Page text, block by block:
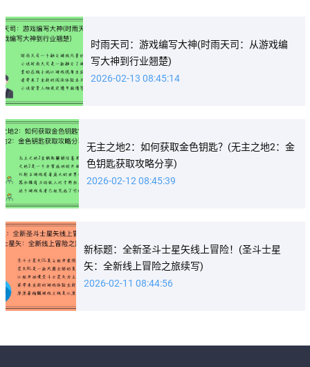
时雨天司：游戏编写大神(时雨天司：从游戏编
写大神到行业翘楚)
2026-02-13 08:45:14
无主之地2：如何获取金色钥匙？(无主之地2：金
色钥匙获取攻略分享)
2026-02-12 08:45:39
新标题：全新圣斗士星矢线上冒险！(圣斗士星
矢：全新线上冒险之旅续写)
2026-02-11 08:44:56